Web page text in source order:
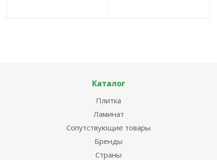
Каталог
Плитка
Ламинат
Сопутствующие товары
Бренды
Страны